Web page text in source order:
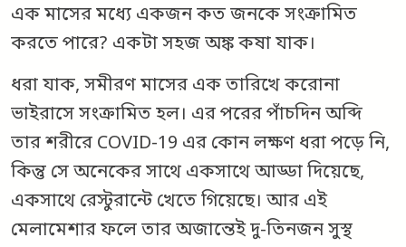
এক মাসের মধ্যে একজন কত জনকে সংক্রামিত
করতে পারে? একটা সহজ অঙ্ক কষা যাক।
ধরা যাক, সমীরণ মাসের এক তারিখে করোনা
ভাইরাসে সংক্রামিত হল। এর পরের পাঁচদিন অব্দি
তার শরীরে COVID-19 এর কোন লক্ষণ ধরা পড়ে নি,
কিন্তু সে অনেকের সাথে একসাথে আড্ডা দিয়েছে,
একসাথে রেস্টুরান্টে খেতে গিয়েছে। আর এই
মেলামেশার ফলে তার অজান্তেই দু-তিনজন সুস্থ